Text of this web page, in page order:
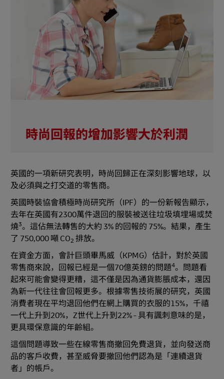
時尚回報的增加影響大於利潤
英國的一項新研究表明，時尚回歸正在深刻影響地球，以
及必須與之打交道的零售商。
英國時裝協會積極時尚研究所（IPF）的一份新報告顯示，
去年在英國有2300萬件退回的服裝被送往垃圾填埋場或焚
燒3。這佔無法轉售的大約 3% 的回報的 75%。結果，產生
了 750,000 噸 CO2 排放。
在資金方面，會計巨頭畢馬威（KPMG）估計，對於英國
零售商來說，回報已經是一個70億英鎊的問題4。問題看
起來可能會變得更糟，這不僅是因為通貨膨脹成本，還因
為新一代往往會回報更多。根據零售技術展的研究，英國
消費者現在平均退回他們在網上購買的衣服的15%，千禧
一代上升到20%，Z世代上升到22% - 具有諷刺意味的是，
更具環保意識的年齡組。
這個問題導致一些在線零售商撤回免費退貨，並向發送商
品的客戶收費，甚至威脅要撤回他們認為是「連續退貨
者」的帳戶。